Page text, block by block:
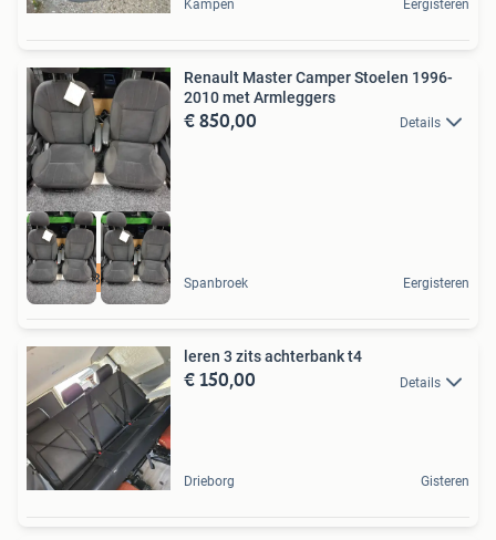
Kampen Eergisteren
06 44845241
Renault Master Camper Stoelen 1996-
2010 met Armleggers
€ 850,00 Details
Spanbroek Eergisteren
leren 3 zits achterbank t4
€ 150,00 Details
Drieborg Gisteren